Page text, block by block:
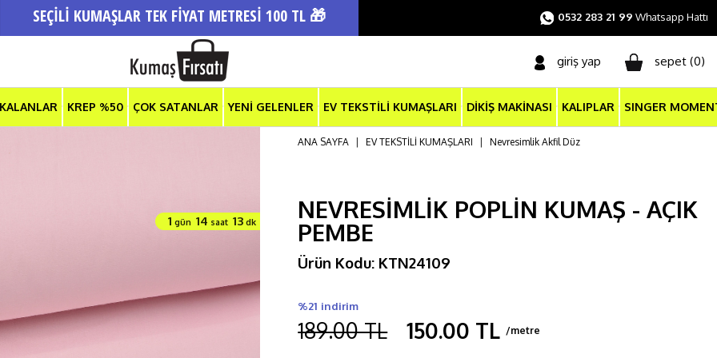
SEÇİLİ KUMAŞLAR TEK FİYAT METRESİ 100 TL 🎁 0532 283 21 99 Whatsapp Hattı
giriş yap sepet (0)
KREP %50 ÇOK SATANLAR YENİ GELENLER EV TEKSTİLİ KUMAŞLARI DİKİŞ MAKİNASI KALIPLAR SINGER
1 gün 14 saat 13dk
ANA SAYFA EV TEKSTİLİ KUMAŞLARI Nevresimlik Akfil Düz
NEVRESİMLİK POPLİN KUMAŞ - AÇIK
PEMBE
Ürün Kodu: KTN24109
%21 indirim
189.00 TL 150.00 TL /metre